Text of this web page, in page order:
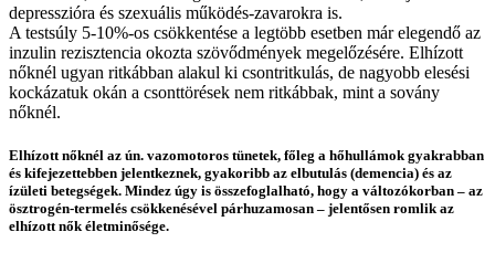
depresszióra és szexuális működés-zavarokra is.
A testsúly 5-10%-os csökkentése a legtöbb esetben már elegendő az
inzulin rezisztencia okozta szövődmények megelőzésére. Elhízott
nőknél ugyan ritkábban alakul ki csontritkulás, de nagyobb elesési
kockázatuk okán a csonttörések nem ritkábbak, mint a sovány
nőknél.
Elhízott nőknél az ún. vazomotoros tünetek, főleg a hőhullámok gyakrabban
és kifejezettebben jelentkeznek, gyakoribb az elbutulás (demencia) és az
ízületi betegségek. Mindez úgy is összefoglalható, hogy a változókorban – az
ösztrogén-termelés csökkenésével párhuzamosan – jelentősen romlik az
elhízott nők életminősége.